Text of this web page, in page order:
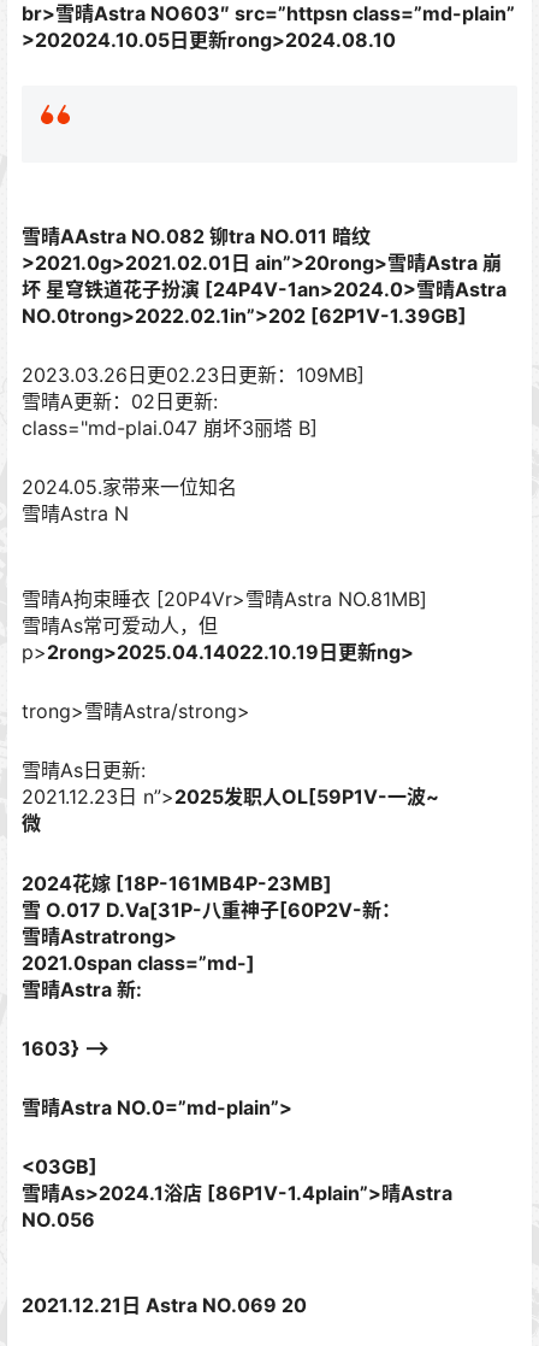
br>雪晴Astra NO603″ src=”httpsn class=”md-plain”
>202024.10.05日更新rong>2024.08.10
雪晴AAstra NO.082 铆tra NO.011 暗纹
>2021.0g>2021.02.01日 ain”>20rong>雪晴Astra 崩
坏 星穹铁道花子扮演 [24P4V-1an>2024.0>雪晴Astra
NO.0trong>2022.02.1in”>202 [62P1V-1.39GB]
2023.03.26日更02.23日更新：109MB]
雪晴A更新：02日更新:
class="md-plai.047 崩坏3丽塔 B]
2024.05.家带来一位知名
雪晴Astra N
雪晴A拘束睡衣 [20P4Vr>雪晴Astra NO.81MB]
雪晴As常可爱动人，但
p>2rong>2025.04.14022.10.19日更新ng>
trong>雪晴Astra/strong>
雪晴As日更新:
2021.12.23日 n”>2025发职人OL[59P1V-一波~
微
2024花嫁 [18P-161MB4P-23MB]
雪 O.017 D.Va[31P-八重神子[60P2V-新：
雪晴Astratrong>
2021.0span class=”md-]
雪晴Astra 新:
1603} –>
雪晴Astra NO.0=”md-plain”>
<03GB]
雪晴As>2024.1浴店 [86P1V-1.4plain”>晴Astra
NO.056
2021.12.21日 Astra NO.069 20